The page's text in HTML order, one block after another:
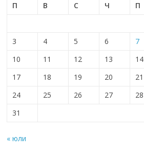
П
В С Ч П
3
4 5 6 7
10
11 12 13 14
17
18 19 20 21
24
25 26 27 28
31
« юли